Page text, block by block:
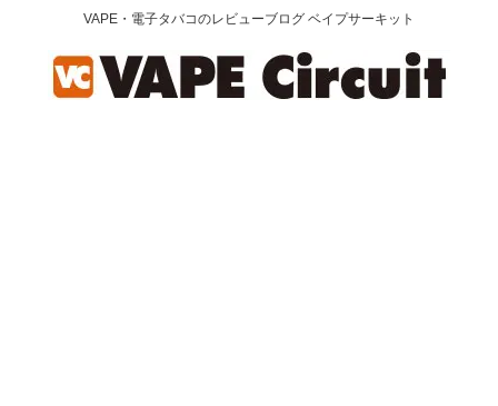
VAPE・電子タバコのレビューブログ ベイプサーキット